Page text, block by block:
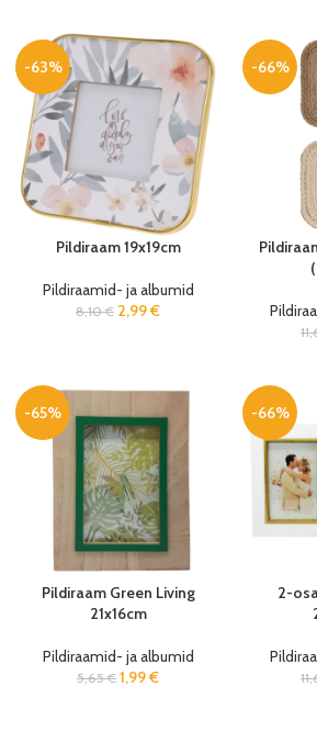
-63%
Pildiraam 19x19cm
Pildiraamid- ja albumid
8,10€ 2,99€
-66%
-65%
Pildiraam Green Living
21x16cm
Pildiraamid- ja albumid
5,65€ 1,99€
-66%
2-